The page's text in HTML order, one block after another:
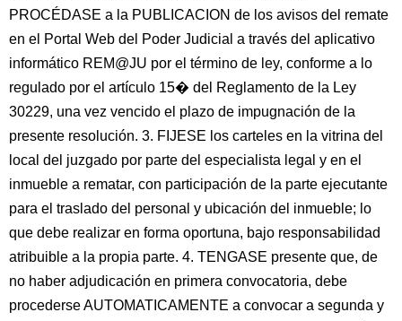
PROCÉDASE a la PUBLICACION de los avisos del remate
en el Portal Web del Poder Judicial a través del aplicativo
informático REM@JU por el término de ley, conforme a lo
regulado por el artículo 15� del Reglamento de la Ley
30229, una vez vencido el plazo de impugnación de la
presente resolución. 3. FIJESE los carteles en la vitrina del
local del juzgado por parte del especialista legal y en el
inmueble a rematar, con participación de la parte ejecutante
para el traslado del personal y ubicación del inmueble; lo
que debe realizar en forma oportuna, bajo responsabilidad
atribuible a la propia parte. 4. TENGASE presente que, de
no haber adjudicación en primera convocatoria, debe
procederse AUTOMATICAMENTE a convocar a segunda y